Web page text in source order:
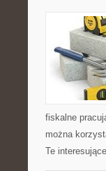
fiskalne
można
Te